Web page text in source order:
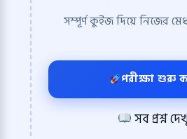
সম্পূর্ণ কুইজ দিয়ে নিজের
পরীক্ষা শুরু
সব প্রশ্ন